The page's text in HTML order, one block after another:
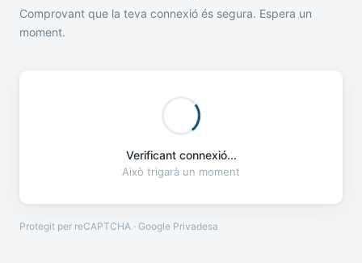
Comprovant que la teva connexió és segura. Espera un
moment.
Verificant connexió...
Això trigarà un moment
Protegit per reCAPTCHA · Google Privadesa